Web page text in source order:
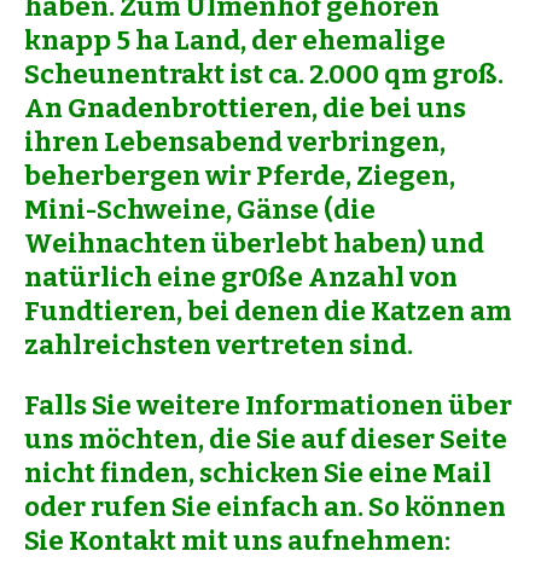
haben. Zum Ulmenhof gehören
knapp 5 ha Land, der ehemalige
Scheunentrakt ist ca. 2.000 qm groß.
An Gnadenbrottieren, die bei uns
ihren Lebensabend verbringen,
beherbergen wir Pferde, Ziegen,
Mini-Schweine, Gänse (die
Weihnachten überlebt haben) und
natürlich eine gr0ße Anzahl von
Fundtieren, bei denen die Katzen am
zahlreichsten vertreten sind.
Falls Sie weitere Informationen über
uns möchten, die Sie auf dieser Seite
nicht finden, schicken Sie eine Mail
oder rufen Sie einfach an. So können
Sie Kontakt mit uns aufnehmen: